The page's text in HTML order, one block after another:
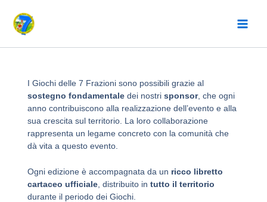
contenuto
I Giochi delle 7 Frazioni sono possibili grazie al
sostegno fondamentale dei nostri sponsor, che ogni
anno contribuiscono alla realizzazione dell’evento e alla
sua crescita sul territorio. La loro collaborazione
rappresenta un legame concreto con la comunità che
dà vita a questo evento.
Ogni edizione è accompagnata da un ricco libretto
cartaceo ufficiale , distribuito in tutto il territorio
durante il periodo dei Giochi.